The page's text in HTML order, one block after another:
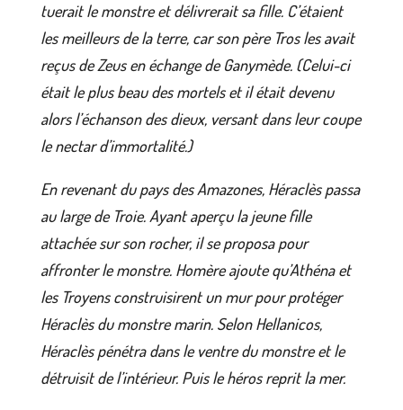
tuerait le monstre et délivrerait sa fille. C’étaient
les meilleurs de la terre, car son père Tros les avait
reçus de Zeus en échange de Ganymède. (Celui-ci
était le plus beau des mortels et il était devenu
alors l’échanson des dieux, versant dans leur coupe
le nectar d’immortalité.)
En revenant du pays des Amazones, Héraclès passa
au large de Troie. Ayant aperçu la jeune fille
attachée sur son rocher, il se proposa pour
affronter le monstre. Homère ajoute qu’Athéna et
les Troyens construisirent un mur pour protéger
Héraclès du monstre marin. Selon Hellanicos,
Héraclès pénétra dans le ventre du monstre et le
détruisit de l’intérieur. Puis le héros reprit la mer.